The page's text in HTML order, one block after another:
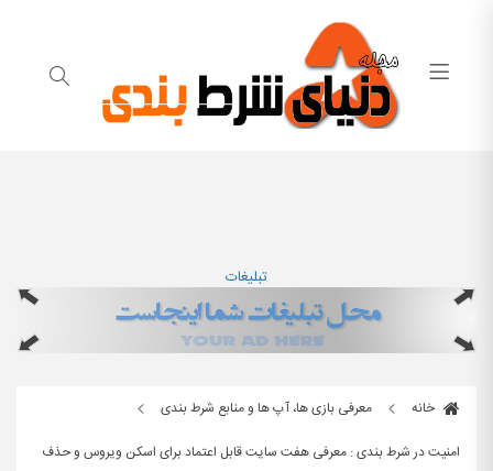
تبلیغات
خانه
معرفی بازی ها، آپ ها و منابع شرط بندی
امنیت در شرط بندی : معرفی هفت سایت قابل اعتماد برای اسکن ویروس و حذف